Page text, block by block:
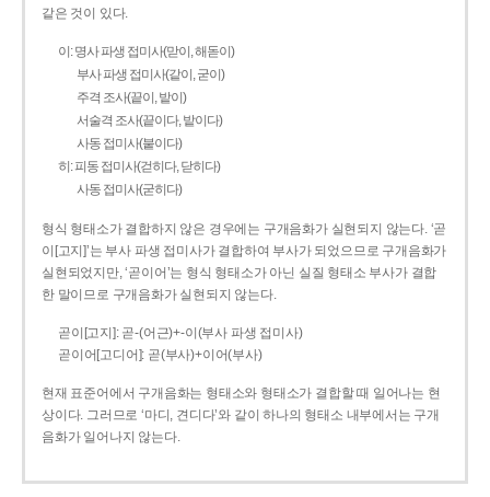
같은 것이 있다.
이: 명사 파생 접미사(맏이, 해돋이)
부사 파생 접미사(같이, 굳이)
주격 조사(끝이, 밭이)
서술격 조사(끝이다, 밭이다)
사동 접미사(붙이다)
히: 피동 접미사(걷히다, 닫히다)
사동 접미사(굳히다)
형식 형태소가 결합하지 않은 경우에는 구개음화가 실현되지 않는다. ‘곧
이[고지]’는 부사 파생 접미사가 결합하여 부사가 되었으므로 구개음화가
실현되었지만, ‘곧이어’는 형식 형태소가 아닌 실질 형태소 부사가 결합
한 말이므로 구개음화가 실현되지 않는다.
곧이[고지]: 곧-­(어근)+­-이(부사 파생 접미사)
곧이어[고디어]: 곧(부사)+이어(부사)
현재 표준어에서 구개음화는 형태소와 형태소가 결합할 때 일어나는 현
상이다. 그러므로 ‘마디, 견디다’와 같이 하나의 형태소 내부에서는 구개
음화가 일어나지 않는다.